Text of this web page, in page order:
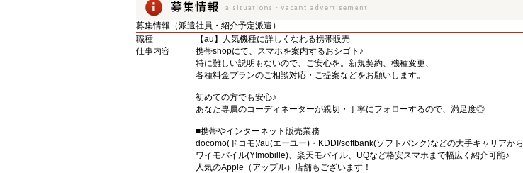
募集情報（派遣社員・紹介予定派遣）
職種
【au】人気機種に詳しくなれる携帯販売
仕事内容
携帯shopにて、スマホを案内するおシゴト♪
特に難しい説明もないので、ご安心を。新規契約、機種変更、
各種料金プランのご相談対応・ご提案などをお願いします。
初めての方でも安心♪
あなた専属のコーディネーターが親切・丁寧にフォローするので、満足度◎
■携帯やインターネット販売業務
docomo(ドコモ)/au(エーユー)・KDDI/softbank(ソフトバンク)などの大手キャリアから
ワイモバイル(Y!mobille)、楽天モバイル、UQなど格安スマホまで幅広く紹介可能♪
人気のApple（アップル）店舗もございます！